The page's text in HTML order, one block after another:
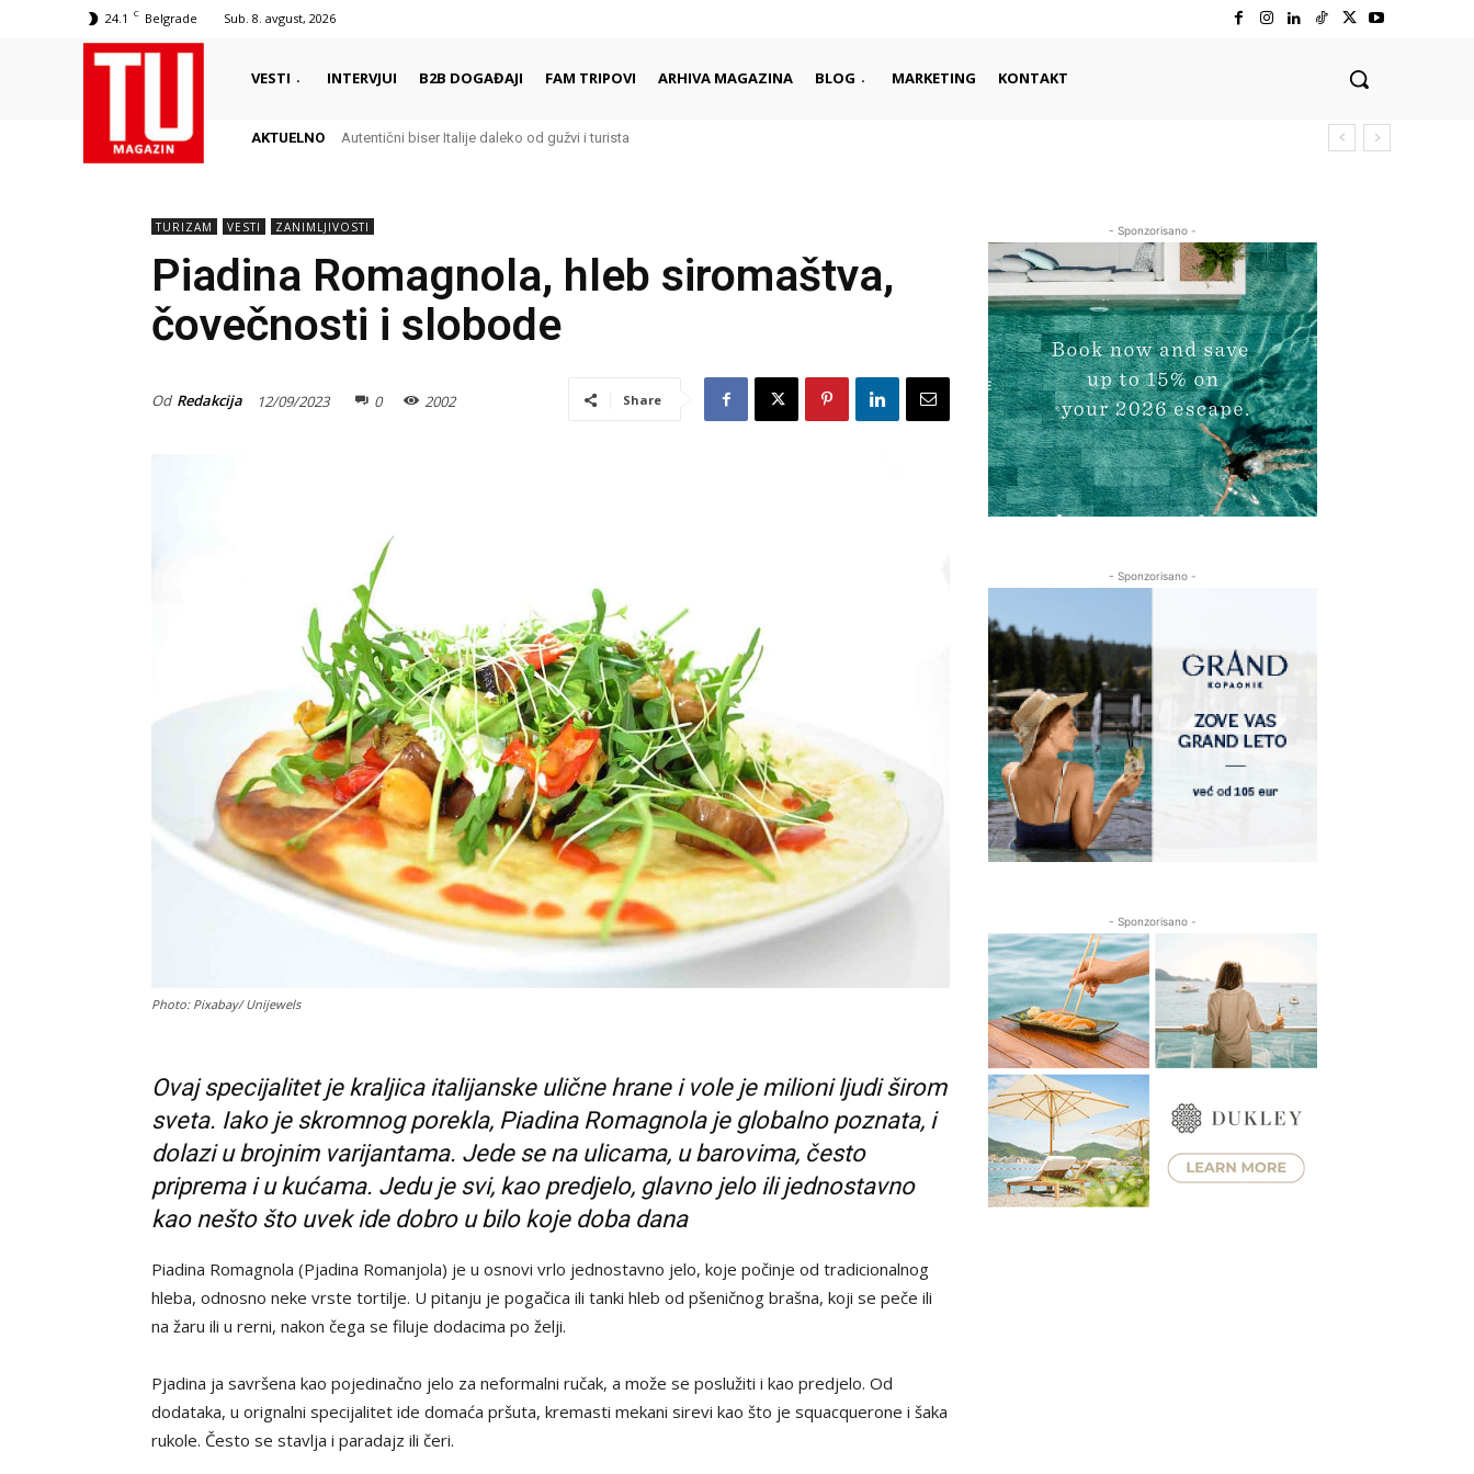
24.1 C Belgrade Sub. 8. avgust, 2026
VESTI INTERVJUI B2B DOGAĐAJI FAM TRIPOVI ARHIVA MAGAZINA BLOG MARKETING KONTAKT
AKTUELNO Delikates sa kojim Grci započinju i završavaju dan
Autentični biser Italije daleko od gužvi i turista
TURIZAM VESTI ZANIMLJIVOSTI
Piadina Romagnola, hleb siromaštva,
čovečnosti i slobode
Od Redakcija 12/09/2023 0 2002 Share
Photo: Pixabay/ Unijewels
Ovaj specijalitet je kraljica italijanske ulične hrane i vole je milioni ljudi širom
sveta. Iako je skromnog porekla, Piadina Romagnola je globalno poznata, i
dolazi u brojnim varijantama. Jede se na ulicama, u barovima, često
priprema i u kućama. Jedu je svi, kao predjelo, glavno jelo ili jednostavno
kao nešto što uvek ide dobro u bilo koje doba dana
Piadina Romagnola (Pjadina Romanjola) je u osnovi vrlo jednostavno jelo, koje počinje od tradicionalnog
hleba, odnosno neke vrste tortilje. U pitanju je pogačica ili tanki hleb od pšeničnog brašna, koji se peče ili
na žaru ili u rerni, nakon čega se filuje dodacima po želji.
Pjadina ja savršena kao pojedinačno jelo za neformalni ručak, a može se poslužiti i kao predjelo. Od
dodataka, u orignalni specijalitet ide domaća pršuta, kremasti mekani sirevi kao što je squacquerone i šaka
rukole. Često se stavlja i paradajz ili čeri.
- Sponzorisano -
- Sponzorisano -
- Sponzorisano -